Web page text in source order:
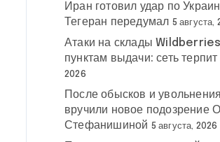
Иран готовил удар по
Тегеран передумал 5 августа,
Атаки на склады
пунктам выдачи: сеть
2026
После обысков и
вручили новое подозрение
Стефанишиной 5 августа, 2026